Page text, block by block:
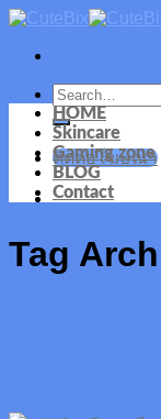
Skip
content
ติดต่อโฆษณา
HOME
Skincare
Gaming zone
BLOG
Contact
Tag